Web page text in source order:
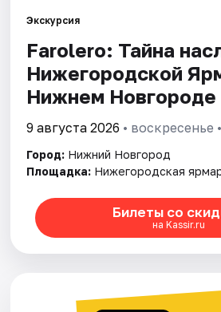
Города
Площадки
Артисты
Рейтинги
Экскурсия
Farolero: Тайна
Нижегородской
Нижнем Новгороде
9 августа 2026 • воскресенье
Город: Нижний Новгород
Площадка: Нижегородская
Билеты со
на Kassir.ru